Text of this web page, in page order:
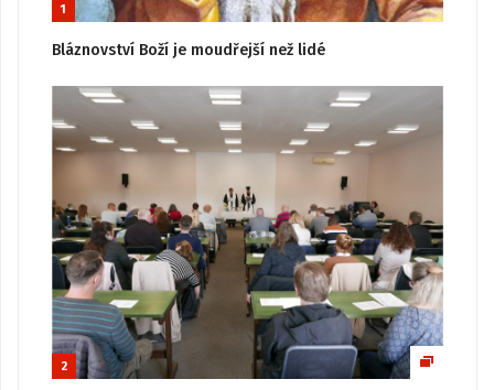
1
Bláznovství Boží je moudřejší než lidé
2